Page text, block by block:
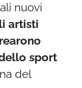
nuovi
artisti
sport
del